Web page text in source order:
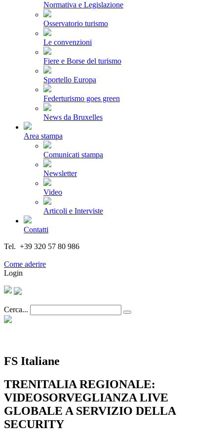
Normativa e Legislazione
Osservatorio turismo
Le convenzioni
Fiere e Borse del turismo
Sportello Europa
Federturismo goes green
News da Bruxelles
Area stampa
Comunicati stampa
Newsletter
Video
Articoli e Interviste
Contatti
Tel. +39 320 57 80 986
Come aderire
Login
Cerca...
FS Italiane
TRENITALIA REGIONALE:
VIDEOSORVEGLIANZA LIVE
GLOBALE A SERVIZIO DELLA
SECURITY